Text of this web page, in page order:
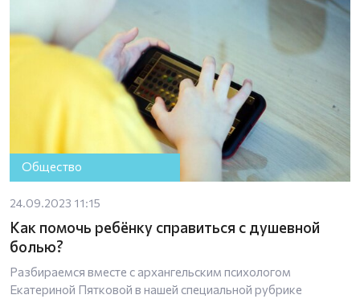
Общество
24.09.2023 11:15
Как помочь ребёнку справиться с душевной
болью?
Разбираемся вместе с архангельским психологом
Екатериной Пятковой в нашей специальной рубрике